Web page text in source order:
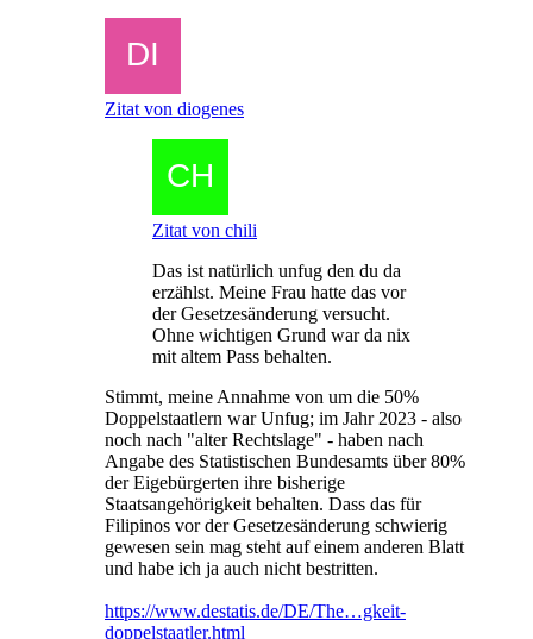
Zitat von diogenes
Zitat von chili
Das ist natürlich unfug den du da
erzählst. Meine Frau hatte das vor
der Gesetzesänderung versucht.
Ohne wichtigen Grund war da nix
mit altem Pass behalten.
Stimmt, meine Annahme von um die 50%
Doppelstaatlern war Unfug; im Jahr 2023 - also
noch nach "alter Rechtslage" - haben nach
Angabe des Statistischen Bundesamts über 80%
der Eigebürgerten ihre bisherige
Staatsangehörigkeit behalten. Dass das für
Filipinos vor der Gesetzesänderung schwierig
gewesen sein mag steht auf einem anderen Blatt
und habe ich ja auch nicht bestritten.
https://www.destatis.de/DE/The…gkeit-
doppelstaatler.html